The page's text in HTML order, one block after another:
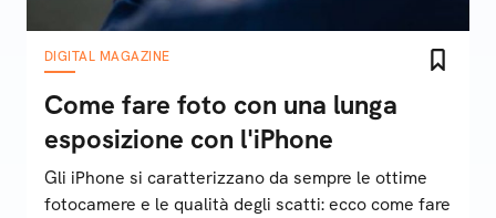
DIGITAL MAGAZINE
Come fare foto con una lunga
esposizione con l'iPhone
Gli iPhone si caratterizzano da sempre le ottime
fotocamere e le qualità degli scatti: ecco come fare